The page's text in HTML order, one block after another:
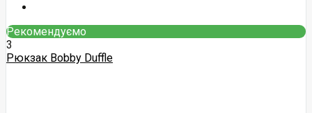
Рекомендуємо
3
Рюкзак Bobby Duffle